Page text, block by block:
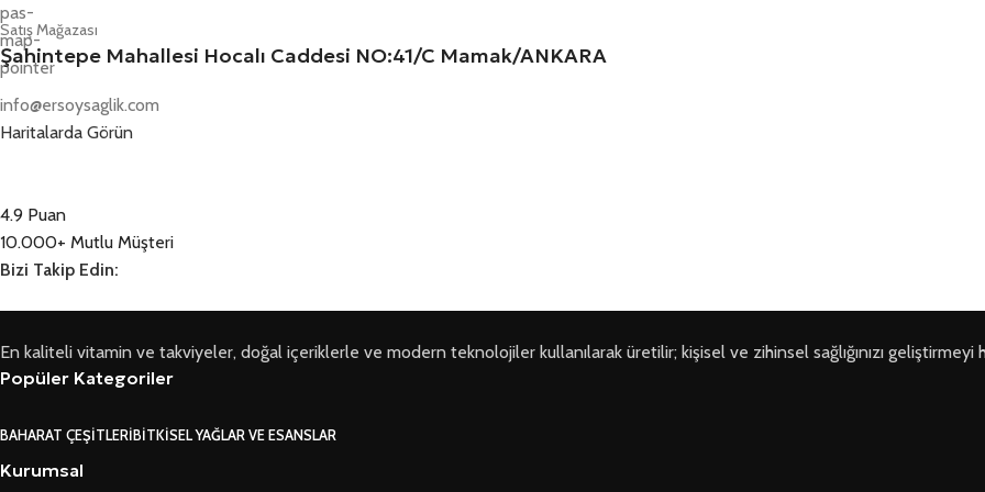
Satış Mağazası
Şahintepe Mahallesi Hocalı Caddesi NO:41/C Mamak/ANKARA
info@ersoysaglik.com
Haritalarda Görün
4.9 Puan
10.000+ Mutlu Müşteri
Bizi Takip Edin:
En kaliteli vitamin ve takviyeler, doğal içeriklerle ve modern teknolojiler kullanılarak üretilir; kişisel ve zihinsel sağlığınızı geliştirmeyi
Popüler Kategoriler
BAHARAT ÇEŞITLERIBITKISEL YAĞLAR VE ESANSLAR
Kurumsal